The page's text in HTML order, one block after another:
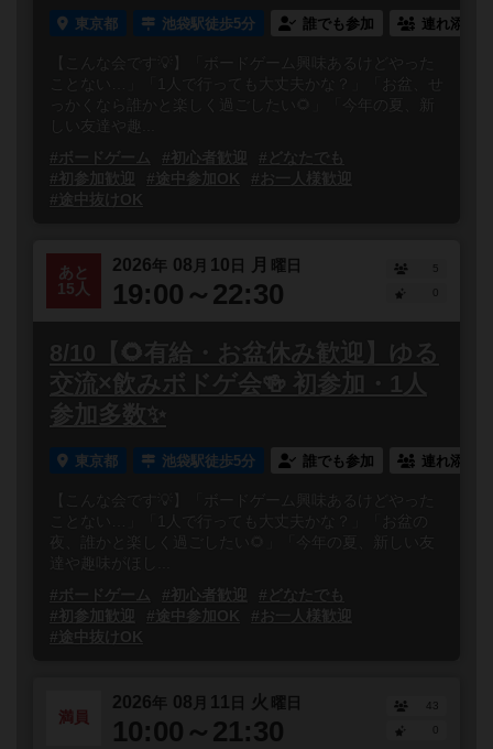
東京都 池袋駅徒歩5分 誰でも参加 連れ添い
【こんな会です💡】「ボードゲーム興味あるけどやった
ことない…」「1人で行っても大丈夫かな？」「お盆、せ
っかくなら誰かと楽しく過ごしたい🌻」「今年の夏、新
しい友達や趣...
#ボードゲーム
#初心者歓迎
#どなたでも
#初参加歓迎
#途中参加OK
#お一人様歓迎
#途中抜けOK
あと
15人
2026年 08 月 10 日 月 曜日
19:00～22:30
5
8/10【🌻有給・お盆休み歓迎】ゆる
交流×飲みボドゲ会🍻 初参加・1人
参加多数✨
東京都 池袋駅徒歩5分 誰でも参加 連れ添い
【こんな会です💡】「ボードゲーム興味あるけどやった
ことない…」「1人で行っても大丈夫かな？」「お盆の
夜、誰かと楽しく過ごしたい🌻」「今年の夏、新しい友
達や趣味がほし...
#ボードゲーム
#初心者歓迎
#どなたでも
#初参加歓迎
#途中参加OK
#お一人様歓迎
#途中抜けOK
満員
2026年 08 月 日 火 曜日
10:00～21:30
43